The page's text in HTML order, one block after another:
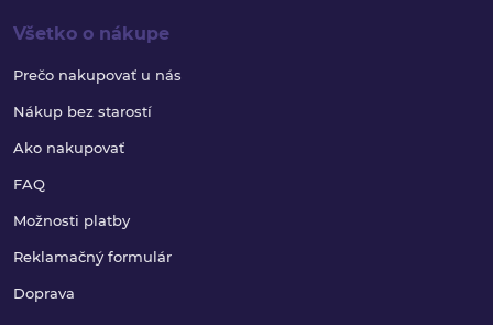
Všetko o nákupe
Prečo nakupovať u nás
Nákup bez starostí
Ako nakupovať
FAQ
Možnosti platby
Reklamačný formulár
Doprava